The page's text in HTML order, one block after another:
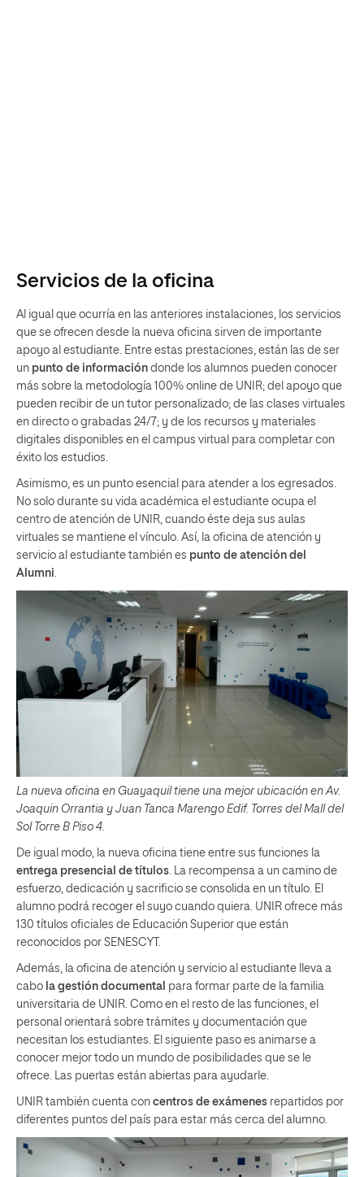
Servicios de la oficina
Al igual que ocurría en las anteriores instalaciones, los servicios
que se ofrecen desde la nueva oficina sirven de importante
apoyo al estudiante. Entre estas prestaciones, están las de ser
un punto de información donde los alumnos pueden conocer
más sobre la metodología 100% online de UNIR; del apoyo que
pueden recibir de un tutor personalizado; de las clases virtuales
en directo o grabadas 24/7; y de los recursos y materiales
digitales disponibles en el campus virtual para completar con
éxito los estudios.
Asimismo, es un punto esencial para atender a los egresados.
No solo durante su vida académica el estudiante ocupa el
centro de atención de UNIR, cuando éste deja sus aulas
virtuales se mantiene el vínculo. Así, la oficina de atención y
servicio al estudiante también es punto de atención del
Alumni
La nueva oficina en Guayaquil tiene una mejor ubicación en Av.
Joaquin Orrantia y Juan Tanca Marengo Edif. Torres del Mall del
Sol Torre B Piso 4.
De igual modo, la nueva oficina tiene entre sus funciones la
entrega presencial de títulos. La recompensa a un camino de
esfuerzo, dedicación y sacrificio se consolida en un título. El
alumno podrá recoger el suyo cuando quiera. UNIR ofrece más
130 títulos oficiales de Educación Superior que están
reconocidos por SENESCYT.
Además, la oficina de atención y servicio al estudiante lleva a
cabo la gestión documental para formar parte de la familia
universitaria de UNIR. Como en el resto de las funciones, el
personal orientará sobre trámites y documentación que
necesitan los estudiantes. El siguiente paso es animarse a
conocer mejor todo un mundo de posibilidades que se le
ofrece. Las puertas están abiertas para ayudarle.
UNIR también cuenta con centros de exámenes repartidos por
diferentes puntos del país para estar más cerca del alumno.